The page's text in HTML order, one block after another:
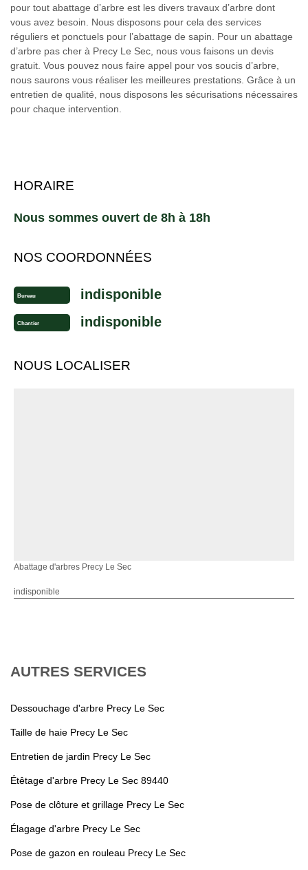
pour tout abattage d’arbre est les divers travaux d’arbre dont
vous avez besoin. Nous disposons pour cela des services
réguliers et ponctuels pour l’abattage de sapin. Pour un abattage
d’arbre pas cher à Precy Le Sec, nous vous faisons un devis
gratuit. Vous pouvez nous faire appel pour vos soucis d’arbre,
nous saurons vous réaliser les meilleures prestations. Grâce à un
entretien de qualité, nous disposons les sécurisations nécessaires
pour chaque intervention.
HORAIRE
Nous sommes ouvert de 8h à 18h
NOS COORDONNÉES
Bureau indisponible
Chantier indisponible
NOUS LOCALISER
Abattage d'arbres Precy Le Sec
indisponible
AUTRES SERVICES
Dessouchage d'arbre Precy Le Sec
Taille de haie Precy Le Sec
Entretien de jardin Precy Le Sec
Étêtage d'arbre Precy Le Sec 89440
Pose de clôture et grillage Precy Le Sec
Élagage d'arbre Precy Le Sec
Pose de gazon en rouleau Precy Le Sec